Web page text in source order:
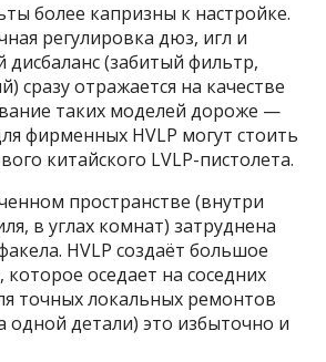
более капризны к настройке.
регулировка дюз, игл и
(забитый фильтр,
сразу отражается на качестве
таких моделей дороже —
фирменных HVLP могут стоить
китайского LVLP-пистолета.
пространстве (внутри
в углах комнат) затруднена
HVLP создаёт большое
которое оседает на соседних
точных локальных ремонтов
одной детали) это избыточно и